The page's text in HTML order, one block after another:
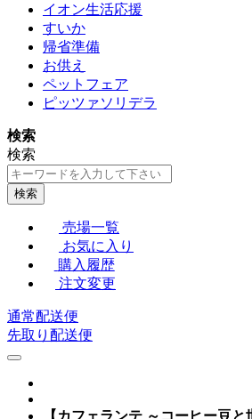
イオン生活応援
すいか
帰省準備
お供え
ペットフェア
ピッツァソリデラ
検索
検索
検索
売場一覧
お気に入り
購入履歴
注文変更
通常配送便
先取り配送便
【カフェランテ ～コーヒー豆と